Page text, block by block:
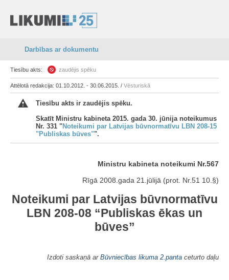
Darbības ar dokumentu
Tiesību akts: zaudējis spēku
Attēlotā redakcija: 01.10.2012. - 30.06.2015. / Vēsturiskā
Tiesību akts ir zaudējis spēku.
Skatīt Ministru kabineta 2015. gada 30. jūnija noteikumus
Nr. 331 "Noteikumi par Latvijas būvnormatīvu LBN 208-15
"Publiskas būves"".
Ministru kabineta noteikumi Nr.567
Rīgā 2008.gada 21.jūlijā (prot. Nr.51 10.§)
Noteikumi par Latvijas būvnormatīvu
LBN 208-08 “Publiskas ēkas un
būves”
Izdoti saskaņā ar Būvniecības likuma 2.panta ceturto daļu